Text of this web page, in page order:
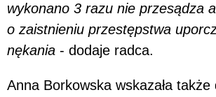
wykonano 3 razu nie przesądza
o zaistnieniu przestępstwa
nękania - dodaje radca.
Anna Borkowska wskazała także